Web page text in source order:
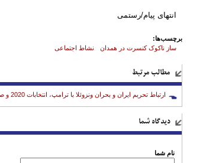
انتهای پیام/رستمی
برچسب‌ها:
ساز ناکوک کنسرت در همدان
نشاط اجتماعی
مطالب مرتبط
ارتباط تحریم ایران و بحران ونزوئلا با ترامپ، انتخابات 2020 و صاحبان کمپانی های نفتی
دیدگاه شما
نام شما